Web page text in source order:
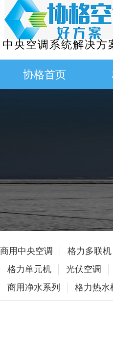
中央空调系统解决方
协格首页
商用中央空调 格力多联机
格力单元机
光伏空调
商用净水系列
格力热水